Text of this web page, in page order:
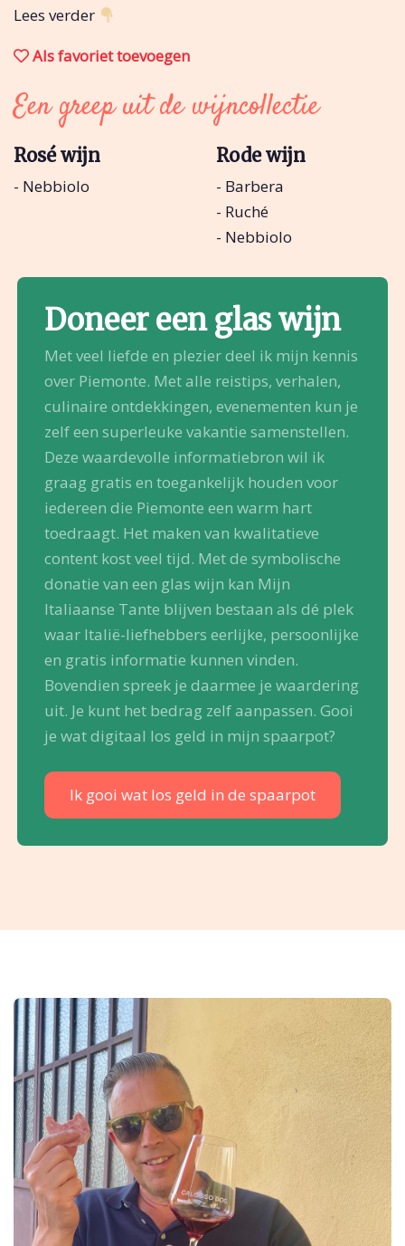
Lees verder
Als favoriet toevoegen
Een greep uit de wijncollectie
Rosé wijn
- Nebbiolo
Rode wijn
- Barbera
- Ruché
- Nebbiolo
Doneer een glas wijn
Met veel liefde en plezier deel ik mijn kennis
over Piemonte. Met alle reistips, verhalen,
culinaire ontdekkingen, evenementen kun je
zelf een superleuke vakantie samenstellen.
Deze waardevolle informatiebron wil ik
graag gratis en toegankelijk houden voor
iedereen die Piemonte een warm hart
toedraagt. Het maken van kwalitatieve
content kost veel tijd. Met de symbolische
donatie van een glas wijn kan Mijn
Italiaanse Tante blijven bestaan als dé plek
waar Italië-liefhebbers eerlijke, persoonlijke
en gratis informatie kunnen vinden.
Bovendien spreek je daarmee je waardering
uit. Je kunt het bedrag zelf aanpassen. Gooi
je wat digitaal los geld in mijn spaarpot?
Ik gooi wat los geld in de spaarpot